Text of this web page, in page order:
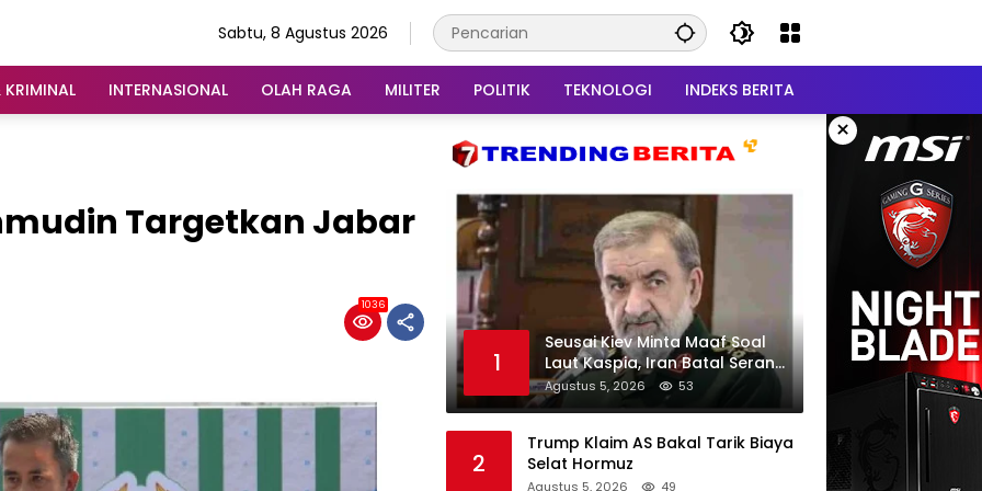
Sabtu, 8 Agustus 2026
INTERNASIONAL OLAH RAGA MILITER POLITIK TEKNOLOGI INDEKS BERITA
×
Targetkan Jabar
1036
1
Seusai Kiev Minta Maaf Soal
Laut Kaspia, Iran Batal Serang
Ukraina
Agustus 5, 2026 53
2
Trump Klaim AS Bakal Tarik Biaya
Selat Hormuz
Agustus 5, 2026 49